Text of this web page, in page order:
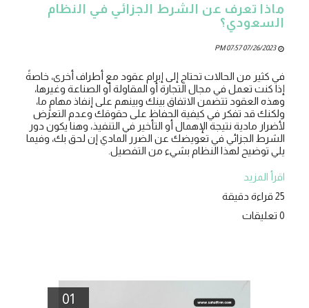
ماذا تعرف عن الشرط الجزائي في النظام
السعودي؟
07/26/2023 07:57 PM
في كثير من الحالات تحتاج إلى إبرام عقود مع أطراف أخرى، خاصةً
إذا كنت تعمل في مجال التجارة أو المقاولة أو الصناعة وغيرها،
وهذه العقود تتضمن الاتفاق بينك وبينهم على إنفاذ مهامٍ ما،
ولكنك قد تفكر في كيفية الحفاظ على حقوقك وعدم التعرض
لأضرار مادية نتيجة الإهمال أو التأخير في التنفيذ، وهنا يكون دور
الشرط الجزائي في تعويضك عن الضرر المادي إن لحق بك، وفيما
يلي توضيح لهذا النظام بشيء من التفصيل.
اقرأ المزيد
25 قراءة دقيقة
0 تعليقات
01